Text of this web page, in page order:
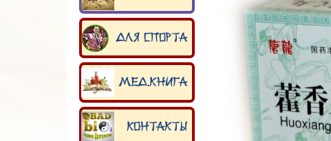
Для спорта
Мед.книга
Контакты